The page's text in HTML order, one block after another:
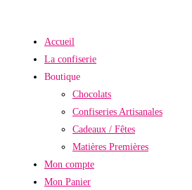
Accueil
La confiserie
Boutique
Chocolats
Confiseries Artisanales
Cadeaux / Fêtes
Matières Premières
Mon compte
Mon Panier